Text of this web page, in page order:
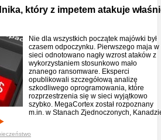
który z impetem atakuje
Nie dla wszystkich początek majówki był
czasem odpoczynku. Pierwszego maja w
sieci odnotowano nagły wzrost ataków z
wykorzystaniem stosunkowo mało
znanego ransomware. Eksperci
opublikowali szczegółową analizę
szkodliwego oprogramowania, które
rozprzestrzenia się w sieci wyjątkowo
szybko. MegaCortex został rozpoznany
m.in. w Stanach Zjednoczonych,